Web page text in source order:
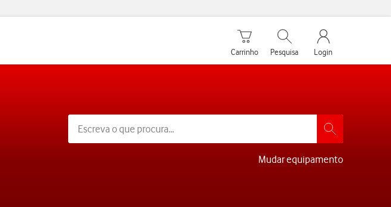
Carrinho de compras
Carrinho
Pesquisar
Pesquisa
My Vodafone
Login
Mudar equipamento